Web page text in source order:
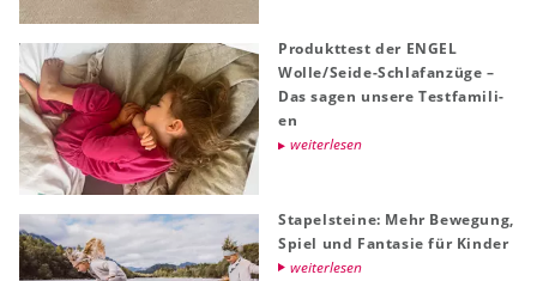
Pro­dukt­test der ENGEL
Wolle/Seide-Schlaf­an­zü­ge –
Das sagen un­se­re Test­fa­mi­li­
en
wei­ter­le­sen
Sta­pel­stei­ne: Mehr Be­we­gung,
Spiel und Fan­ta­sie für Kin­der
wei­ter­le­sen